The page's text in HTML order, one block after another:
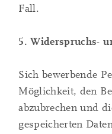
Fall.
5. Widerspruchs-
Sich bewerbende
Möglichkeit, den
abzubrechen und
gespeicherten